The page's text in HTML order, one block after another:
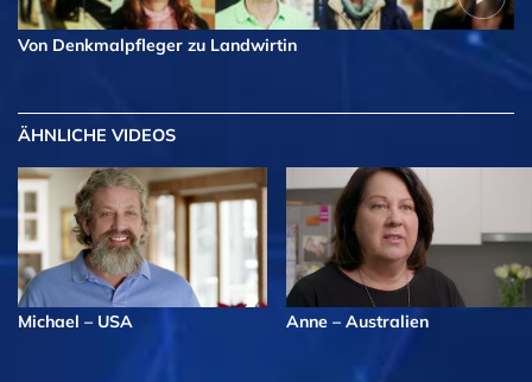
Von Denkmalpfleger zu Landwirtin
ÄHNLICHE VIDEOS
Michael – USA Anne – Australien